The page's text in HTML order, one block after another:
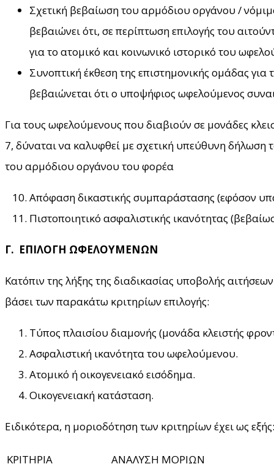
Σχετική βεβαίωση του αρμόδιου οργάνου /
βεβαιώνει ότι, σε περίπτωση επιλογής του
για το ατομικό και κοινωνικό ιστορικό του
Συνοπτική έκθεση της επιστημονικής ομάδας
βεβαιώνεται ότι ο υποψήφιος ωφελούμενος
Για τους ωφελούμενους που διαβιούν σε μονάδες
7, δύναται να καλυφθεί με σχετική υπεύθυνη
του αρμόδιου οργάνου του φορέα
Απόφαση δικαστικής συμπαράστασης (εφόσον
Πιστοποιητικό ασφαλιστικής ικανότητας
Γ. ΕΠΙΛΟΓΗ ΩΦΕΛΟΥΜΕΝΩΝ
Κατόπιν της λήξης της διαδικασίας υποβολής
βάσει των παρακάτω κριτηρίων επιλογής:
Τύπος πλαισίου διαμονής (μονάδα κλειστής
Ασφαλιστική ικανότητα του ωφελούμενου.
Ατομικό ή οικογενειακό εισόδημα.
Οικογενειακή κατάσταση.
Ειδικότερα, η μοριοδότηση των κριτηρίων έχει ως εξής:
ΚΡΙΤΗΡΙΑ ΑΝΑΛΥΣΗ ΜΟΡΙΩΝ